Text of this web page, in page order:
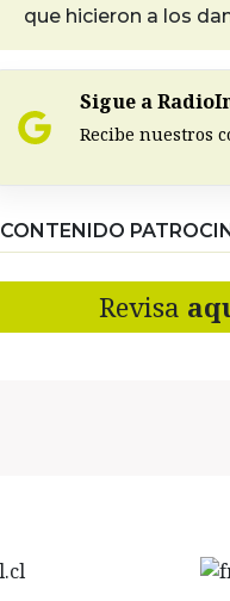
que hicieron a los
Sigue a
Recibe nuestros
CONTENIDO
Revisa